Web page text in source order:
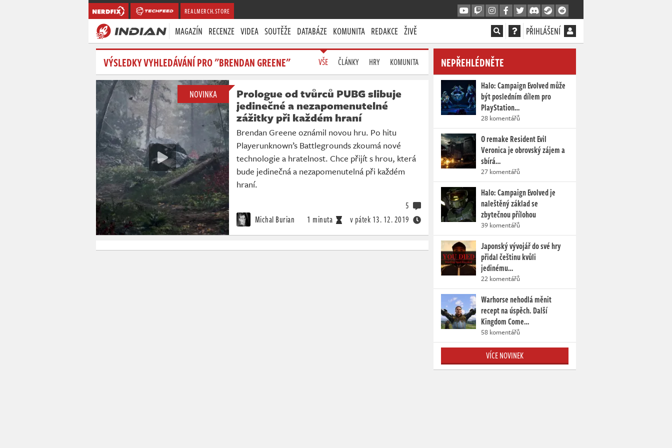
REALMERCH.STORE
MAGAZÍN RECENZE VIDEA SOUTĚŽE DATABÁZE KOMUNITA REDAKCE ŽIVĚ PŘIHLÁŠENÍ
VÝSLEDKY VYHLEDÁVÁNÍ PRO "BRENDAN GREENE" VŠE ČLÁNKY HRY KOMUNITA
NOVINKA
Prologue od tvůrců PUBG slibuje
jedinečné a nezapomenutelné
zážitky při každém hraní
Brendan Greene oznámil novou hru. Po hitu
Playerunknown’s Battlegrounds zkoumá nové
technologie a hratelnost. Chce přijít s hrou, která
bude jedinečná a nezapomenutelná při každém
hraní.
Michal Burian 1 minuta v pátek 13. 12. 2019
5
NEPŘEHLÉDNĚTE
Halo: Campaign Evolved může
být posledním dílem pro
PlayStation…
28 komentářů
O remake Resident Evil
Veronica je obrovský zájem a
sbírá…
27 komentářů
Halo: Campaign Evolved je
naleštěný základ se
zbytečnou přílohou
39 komentářů
Japonský vývojář do své hry
přidal češtinu kvůli
jedinému…
22 komentářů
Warhorse nehodlá měnit
recept na úspěch. Další
Kingdom Come…
58 komentářů
VÍCE NOVINEK